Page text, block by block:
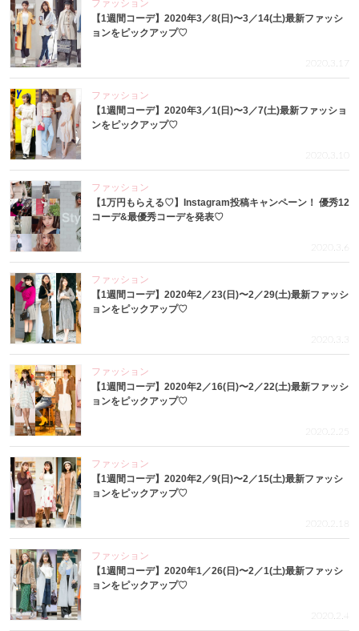
ファッション
【1週間コーデ】2020年3／8(日)〜3／14(土)最新ファッシ
ョンをピックアップ♡
2020.3.17
ファッション
【1週間コーデ】2020年3／1(日)〜3／7(土)最新ファッショ
ンをピックアップ♡
2020.3.10
ファッション
【1万円もらえる♡】Instagram投稿キャンペーン！ 優秀12
コーデ&最優秀コーデを発表♡
2020.3.6
ファッション
【1週間コーデ】2020年2／23(日)〜2／29(土)最新ファッシ
ョンをピックアップ♡
2020.3.3
ファッション
【1週間コーデ】2020年2／16(日)〜2／22(土)最新ファッシ
ョンをピックアップ♡
ファッション
【1週間コーデ】2020年2／9(日)〜2／15(土)最新ファッシ
ョンをピックアップ♡
2020.2.18
ファッション
【1週間コーデ】2020年1／26(日)〜2／1(土)最新ファッシ
ョンをピックアップ♡
2020.2.4